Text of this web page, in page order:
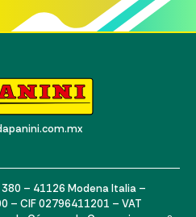
380 – 41126 Modena Italia –
– CIF 02796411201 – VAT